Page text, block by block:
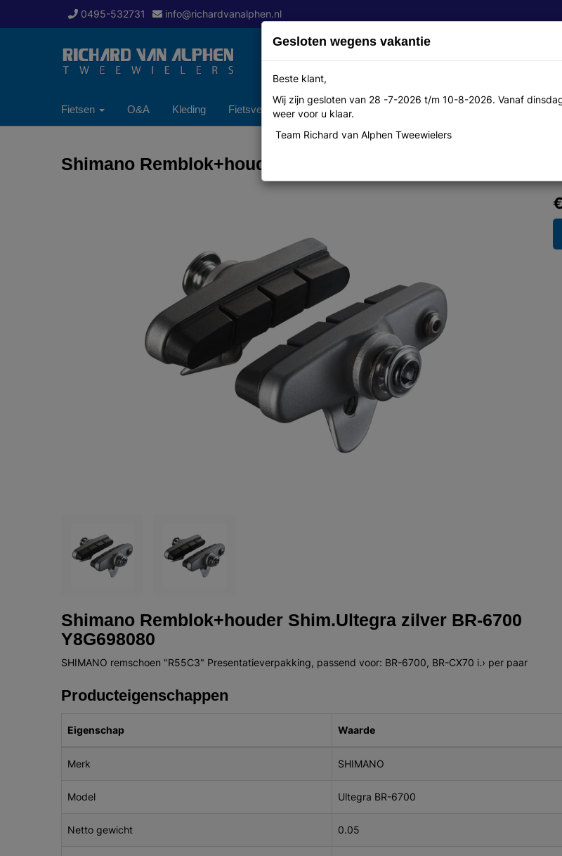
0495-532731 info@richardvanalphen.nl
Fietsen O&A Kleding Fietsverzekering Over ons
Shimano Remblok+houder Shim.Ultegra zilver BR-6700
Shimano Remblok+houder Shim.Ultegra zilver BR-6700
Y8G698080
SHIMANO remschoen "R55C3" Presentatieverpakking, passend voor: BR-6700, BR-CX70 i.› per paar
Producteigenschappen
Eigenschap Waarde
Merk SHIMANO
Model Ultegra BR-6700
Netto gewicht 0.05
Gesloten wegens vakantie
Beste klant,
Wij zijn gesloten van 28 -7-2026 t/m 10-8-2026. Vanaf
weer voor u klaar.
Team Richard van Alphen Tweewielers